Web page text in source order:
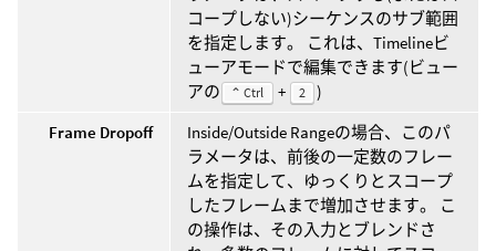
コープしない)シーケンスのサブ範囲
を指定します。 これは、Timelineビ
ューアモードで編集できます(ビュー
アの
⌃ Ctrl + 2
)
Frame Dropoff
Inside/Outside Rangeの場合、このパ
ラメータは、前後の一定数のフレー
ムを指定して、ゆっくりとスコープ
したフレームまで増加させます。 こ
の操作は、その入力とブレンドさ